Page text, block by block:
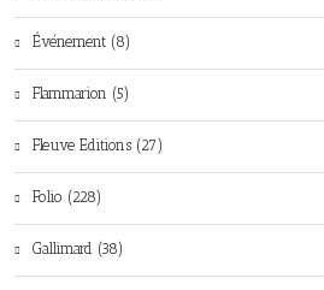
Événement (8)
Flammarion (5)
Fleuve Editions (27)
Folio (228)
Gallimard (38)